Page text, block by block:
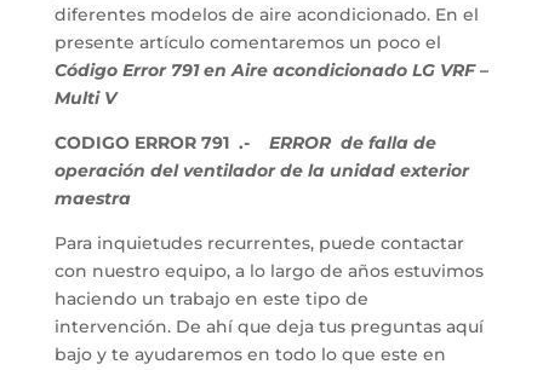
diferentes modelos de aire acondicionado. En el
presente artículo comentaremos un poco el
Código Error 791 en Aire acondicionado LG VRF –
Multi V
CODIGO ERROR 791 .-
ERROR de falla de
operación del ventilador de la unidad exterior
maestra
Para inquietudes recurrentes, puede contactar
con nuestro equipo, a lo largo de años estuvimos
haciendo un trabajo en este tipo de
intervención. De ahí que deja tus preguntas aquí
bajo y te ayudaremos en todo lo que este en